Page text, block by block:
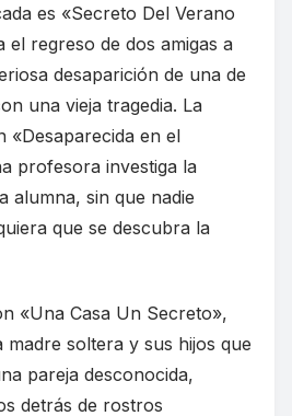
es «Secreto Del Verano
el regreso de dos amigas a
desaparición de una de
una vieja tragedia. La
«Desaparecida en el
profesora investiga la
alumna, sin que nadie
que se descubra la
«Una Casa Un Secreto»,
madre soltera y sus hijos que
pareja desconocida,
detrás de rostros